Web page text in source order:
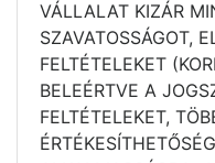
VÁLLALAT KIZÁR
SZAVATOSSÁGOT,
FELTÉTELEKET
BELEÉRTVE A
FELTÉTELEKET,